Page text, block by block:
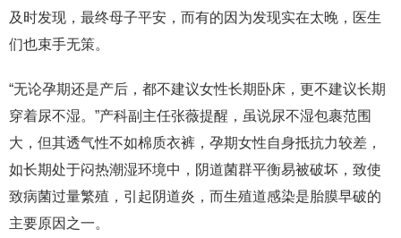
及时发现，最终母子平安，而有的因为发现实在太晚，医生
们也束手无策。
“无论孕期还是产后，都不建议女性长期卧床，更不建议长期
穿着尿不湿。”产科副主任张薇提醒，虽说尿不湿包裹范围
大，但其透气性不如棉质衣裤，孕期女性自身抵抗力较差，
如长期处于闷热潮湿环境中，阴道菌群平衡易被破坏，致使
致病菌过量繁殖，引起阴道炎，而生殖道感染是胎膜早破的
主要原因之一。